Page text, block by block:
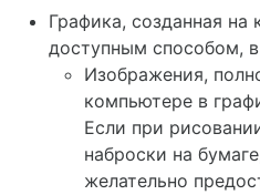
Графика, созданная
доступным способом,
Изображения,
компьютере в
Если при
наброски на
желательно